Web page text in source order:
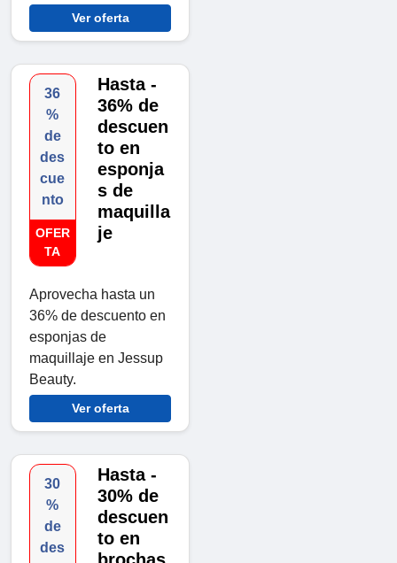
Ver oferta
36
%
de
des
cue
nto
OFER
TA
Hasta -
36% de
descuen
to en
esponja
s de
maquilla
je
Aprovecha hasta un
36% de descuento en
esponjas de
maquillaje en Jessup
Beauty.
Ver oferta
30
%
de
des
Hasta -
30% de
descuen
to en
brochas